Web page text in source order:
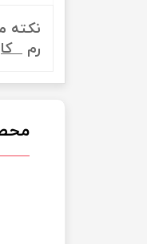
نکته
رم